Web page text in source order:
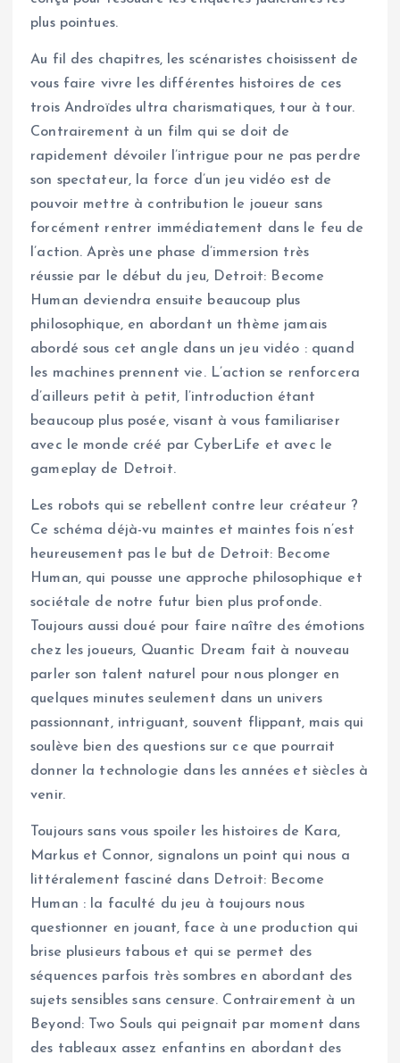
plus pointues.
Au fil des chapitres, les scénaristes choisissent de
vous faire vivre les différentes histoires de ces
trois Androïdes ultra charismatiques, tour à tour.
Contrairement à un film qui se doit de
rapidement dévoiler l’intrigue pour ne pas perdre
son spectateur, la force d’un jeu vidéo est de
pouvoir mettre à contribution le joueur sans
forcément rentrer immédiatement dans le feu de
l’action. Après une phase d’immersion très
réussie par le début du jeu, Detroit: Become
Human deviendra ensuite beaucoup plus
philosophique, en abordant un thème jamais
abordé sous cet angle dans un jeu vidéo : quand
les machines prennent vie. L’action se renforcera
d’ailleurs petit à petit, l’introduction étant
beaucoup plus posée, visant à vous familiariser
avec le monde créé par CyberLife et avec le
gameplay de Detroit.
Les robots qui se rebellent contre leur créateur ?
Ce schéma déjà-vu maintes et maintes fois n’est
heureusement pas le but de Detroit: Become
Human, qui pousse une approche philosophique et
sociétale de notre futur bien plus profonde.
Toujours aussi doué pour faire naître des émotions
chez les joueurs, Quantic Dream fait à nouveau
parler son talent naturel pour nous plonger en
quelques minutes seulement dans un univers
passionnant, intriguant, souvent flippant, mais qui
soulève bien des questions sur ce que pourrait
donner la technologie dans les années et siècles à
venir.
Toujours sans vous spoiler les histoires de Kara,
Markus et Connor, signalons un point qui nous a
littéralement fasciné dans Detroit: Become
Human : la faculté du jeu à toujours nous
questionner en jouant, face à une production qui
brise plusieurs tabous et qui se permet des
séquences parfois très sombres en abordant des
sujets sensibles sans censure. Contrairement à un
Beyond: Two Souls qui peignait par moment dans
des tableaux assez enfantins en abordant des